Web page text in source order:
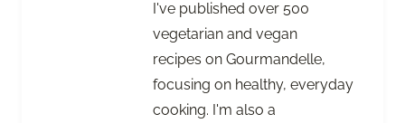
I've published over 500
vegetarian and vegan
recipes on Gourmandelle,
focusing on healthy, everyday
cooking. I'm also a